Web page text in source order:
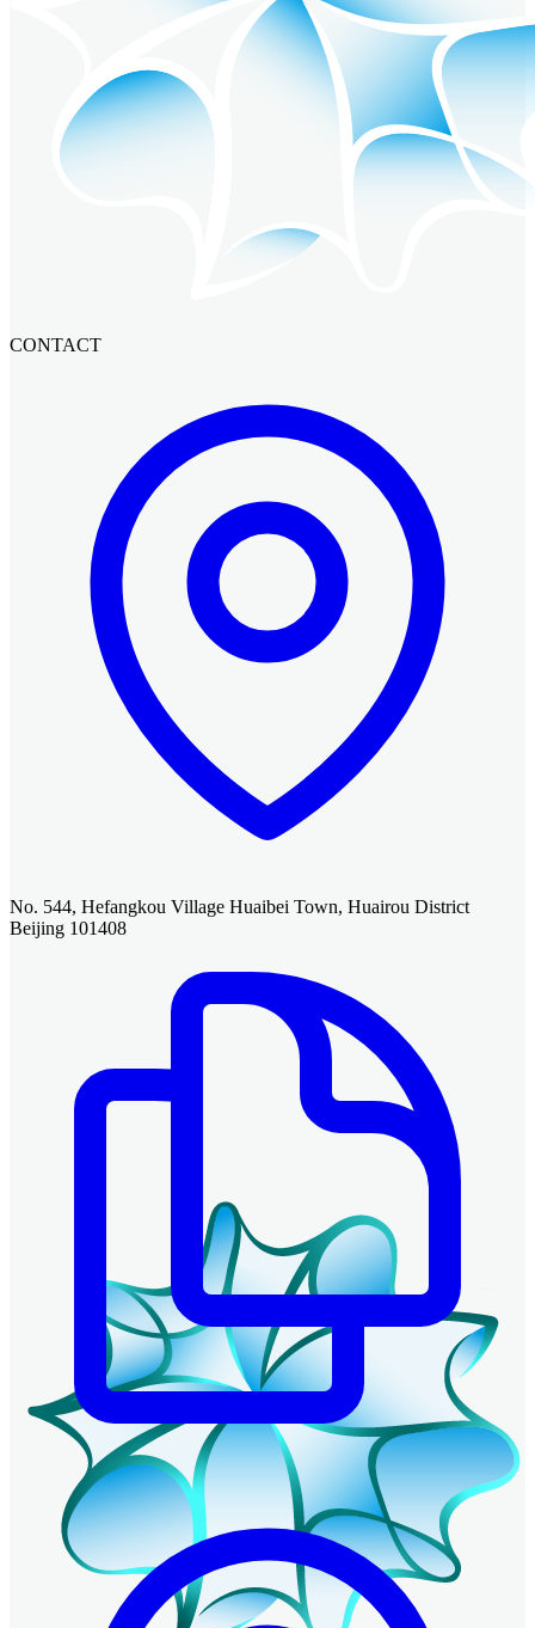
CONTACT
No. 544, Hefangkou Village Huaibei Town, Huairou District
Beijing 101408